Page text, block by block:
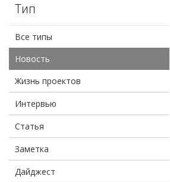
Тип
Все типы
Новость
Жизнь проектов
Интервью
Статья
Заметка
Дайджест